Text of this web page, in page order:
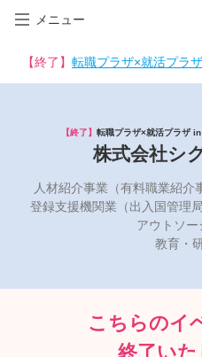
メニュー
【終了】 転職プラザ×就活プラザ
【終了】 転職プラザ×就活プラザ
株式会社シ
人材紹介事業（有料職業紹介
登録支援機関業（出入国管理
アウトソー
教育・
こちらのイ
終了い